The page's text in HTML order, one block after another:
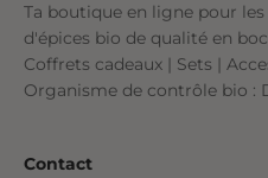
Ta boutique en ligne pour
d'épices bio de qualité en
Coffrets cadeaux | Sets |
Organisme de contrôle bio :
Contact